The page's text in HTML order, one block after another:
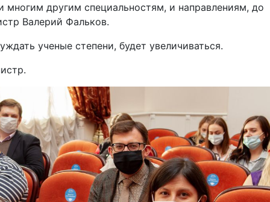
другим специальностям, и направлениям, до
Валерий Фальков.
ученые степени, будет увеличиваться.